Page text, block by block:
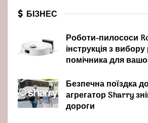
БІЗНЕС
Роботи-пилососи
інструкція з
помічника для
Безпечна поїздка
агрегатор Sharry
дороги